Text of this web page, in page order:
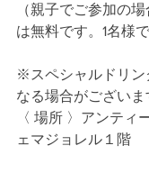
（親子でご参加の
は無料です。1名様
※スペシャルドリン
なる場合がございま
〈 場所 〉アンティ
ェマジョレル１階